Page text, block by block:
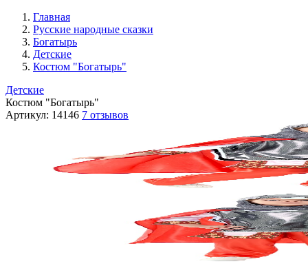
Главная
Русские народные сказки
Богатырь
Детские
Костюм "Богатырь"
Детские
Костюм "Богатырь"
Артикул: 14146 7 отзывов